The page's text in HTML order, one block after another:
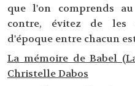
que l'on comprends
contre, évitez de les
d'époque entre chacun
La mémoire de Babel
Christelle Dabos